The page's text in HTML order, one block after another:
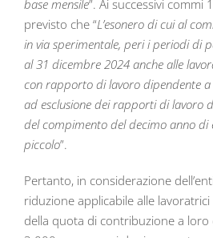
base mensile”. Ai successivi commi
previsto che “L’esonero di cui al
in via sperimentale, peri i periodi di
al 31 dicembre 2024 anche alle
con rapporto di lavoro dipendente
ad esclusione dei rapporti di lavoro
del compimento del decimo anno di
piccolo”.
Pertanto, in considerazione
riduzione applicabile alle
della quota di contribuzione a loro